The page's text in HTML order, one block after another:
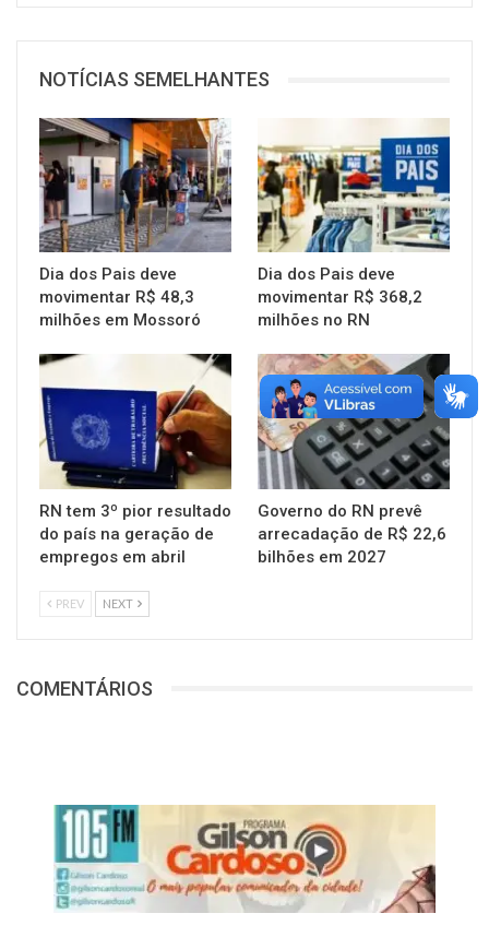
NOTÍCIAS SEMELHANTES
Dia dos Pais deve
movimentar R$ 48,3
milhões em Mossoró
Dia dos Pais deve
movimentar R$ 368,2
milhões no RN
RN tem 3º pior resultado
do país na geração de
empregos em abril
Governo do RN prevê
arrecadação de R$ 22,6
bilhões em 2027
PREV NEXT
COMENTÁRIOS